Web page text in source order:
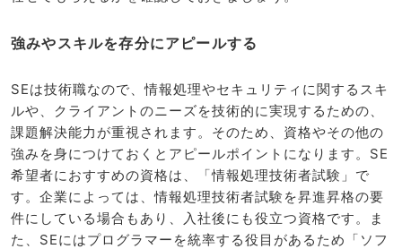
強みやスキルを存分にアピールする
SEは技術職なので、情報処理やセキュリティに関するスキ
ルや、クライアントのニーズを技術的に実現するための、
課題解決能力が重視されます。そのため、資格やその他の
強みを身につけておくとアピールポイントになります。SE
希望者におすすめの資格は、「情報処理技術者試験」で
す。企業によっては、情報処理技術者試験を昇進昇格の要
件にしている場合もあり、入社後にも役立つ資格です。ま
た、SEにはプログラマーを統率する役目があるため「ソフ